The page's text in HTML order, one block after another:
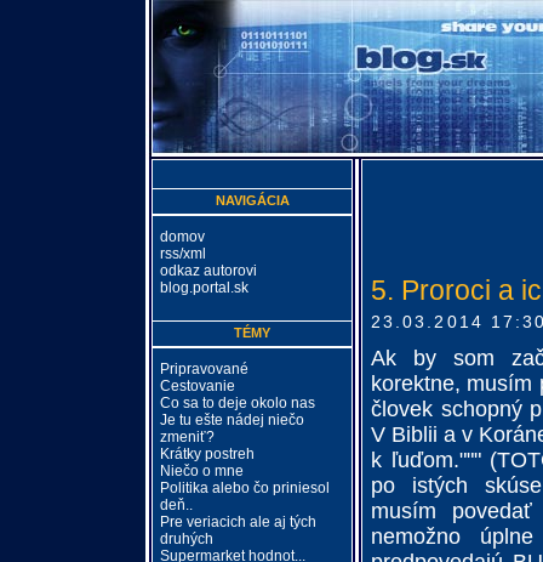
5. Proroci a
23.03.2014
Ak by som
korektne, musím
človek schopný
V Biblii a v
k ľuďom."""
po istých
musím
nemožno
NAVIGÁCIA
domov
rss/xml
odkaz autorovi
blog.portal.sk
TÉMY
Pripravované
Cestovanie
Co sa to deje okolo nas
Je tu ešte nádej niečo
zmeniť?
Krátky postreh
Niečo o mne
Politika alebo čo priniesol
deň..
Pre veriacich ale aj tých
druhých
Supermarket hodnot...